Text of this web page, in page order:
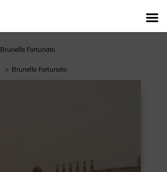
Brunella Fortunato
Brunella Fortunato